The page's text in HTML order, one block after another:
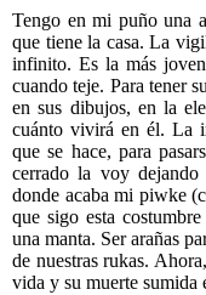
Tengo en mi puño una
que tiene la casa. La
infinito. Es la más
cuando teje. Para tener
en sus dibujos, en la
cuánto vivirá en él. La
que se hace, para
cerrado la voy
donde acaba mi piwke
que sigo esta
una manta. Ser arañas
de nuestras rukas.
vida y su muerte